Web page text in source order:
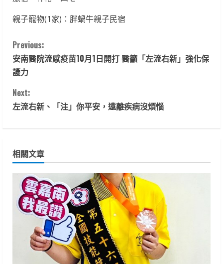
親子寵物(1家)：胖蝸牛親子民宿
C
o
n
t
n
u
e
R
Previous:
安南醫院流感疫苗10月1日開打 醫籲「左流右新」強化保
護力
Next:
左流右新、「注」你平安，遠離疾病沒煩惱
相關文章